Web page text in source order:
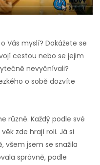
Vás myslí? Dokážete se
cestou nebo se jejim
nevyčnívali?
o sobě dozvíte
různě. Každý podle své
zde hrají roli. Já si
všem jsem se snažila
správně, podle